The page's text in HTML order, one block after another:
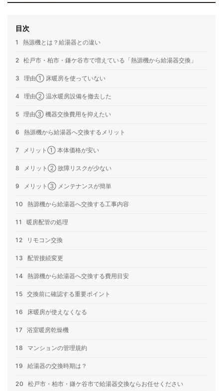
目次
1 熱源機とは？給湯器との違い
2 松戸市・柏市・鎌ケ谷市で増えている「熱源機から給湯器交換」
3 理由① 床暖房を使っていない
4 理由② 温水暖房設備を撤去した
5 理由③ 機器交換費用を抑えたい
6 熱源機から給湯器へ交換するメリット
7 メリット① 本体価格が安い
8 メリット② 故障リスクが少ない
9 メリット③ メンテナンスが簡単
10 熱源機から給湯器へ交換する工事内容
11 暖房配管の処理
12 リモコン交換
13 配管接続変更
14 熱源機から給湯器へ交換する費用目安
15 交換前に確認する重要ポイント
16 床暖房が使えなくなる
17 浴室暖房乾燥機
18 マンションの管理規約
19 給湯器の交換時期は？
20 松戸市・柏市・鎌ケ谷市で給湯器交換ならお任せください